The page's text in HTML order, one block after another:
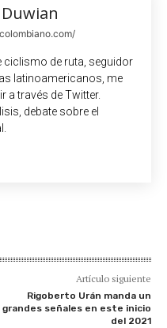
ciclismo de ruta, seguidor
latinoamericanos, me
a través de Twitter.
debate sobre el
Artículo siguiente
Rigoberto Urán manda un
grandes señales en este inicio
del 2021